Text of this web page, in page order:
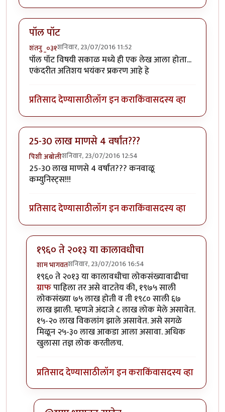
पॉल पॉट
शंतनु _०३१शनिवार, 23/07/2016 11:52
पॉल पॉट विषयी सकाळ मध्ये ही एक लेख आला होता...
एकंदरीत अतिशय भयंकर प्रकरण आहे हे
प्रतिसाद देण्यासाठीलॉग इन कराकिंवासदस्य व्हा
25-30 लाख माणसे 4 वर्षांत???
पिशी अबोलीशनिवार, 23/07/2016 12:54
25-30 लाख माणसे 4 वर्षांत??? कनवाळू
कम्युनिस्ट्स!!!
प्रतिसाद देण्यासाठीलॉग इन कराकिंवासदस्य व्हा
१९६० ते २०१३ या कालावधीचा
शाम भागवतशनिवार, 23/07/2016 16:54
In reply to25-30 लाख माणसे 4 वर्षांत???byपिशी अबोली
१९६० ते २०१३ या कालावधीचा लोकसंख्यावाढीचा
ग्राफपाहिला तर असे वाटतेय की, १९७५ साली
लोकसंख्या ७५ लाख होती व ती १९८० साली ६७
लाख झाली. म्हणजे अंदाजे ८ लाख लोक मेले असावेत.
१५-२० लाख विकलांग झाले असावेत. असे सगळे
मिळून २५-३० लाख आकडा आला असावा. अधिक
खुलासा तज्ञ लोक करतीलच.
प्रतिसाद देण्यासाठीलॉग इन कराकिंवासदस्य व्हा